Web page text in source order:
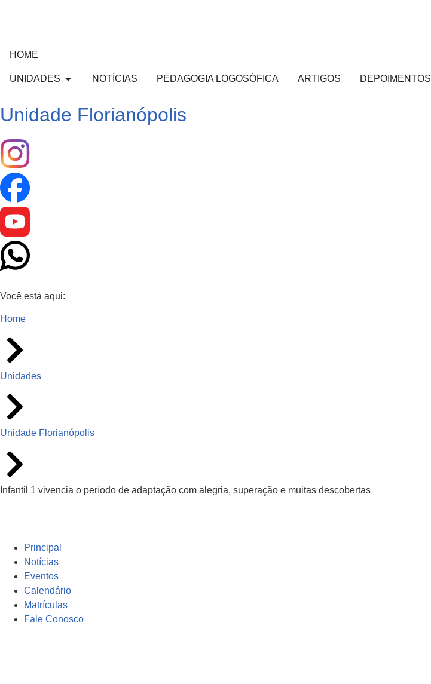
HOME
UNIDADES NOTÍCIAS PEDAGOGIA LOGOSÓFICA ARTIGOS DEPOIMENTOS
Unidade Florianópolis
Você está aqui:
Home
Unidades
Unidade Florianópolis
Infantil 1 vivencia o período de adaptação com alegria, superação e muitas descobertas
Principal
Notícias
Eventos
Calendário
Matrículas
Fale Conosco